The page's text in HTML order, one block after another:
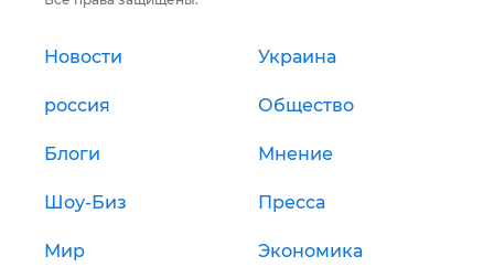
Новости Украина
россия Общество
Блоги Мнение
Шоу-Биз Пресса
Мир Экономика